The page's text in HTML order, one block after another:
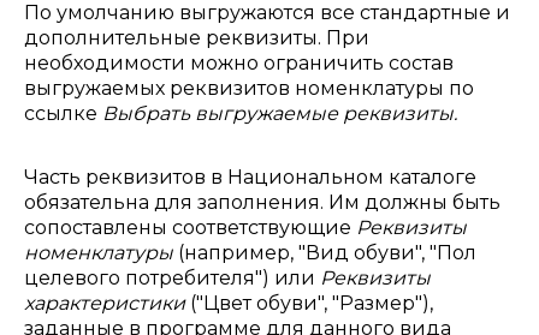
По умолчанию выгружаются все стандартные и
дополнительные реквизиты. При
необходимости можно ограничить состав
выгружаемых реквизитов номенклатуры по
ссылке Выбрать выгружаемые реквизиты.
Часть реквизитов в Национальном каталоге
обязательна для заполнения. Им должны быть
сопоставлены соответствующие Реквизиты
номенклатуры (например, "Вид обуви", "Пол
целевого потребителя") или Реквизиты
характеристики("Цвет обуви", "Размер"),
заданные в программе для данного вида